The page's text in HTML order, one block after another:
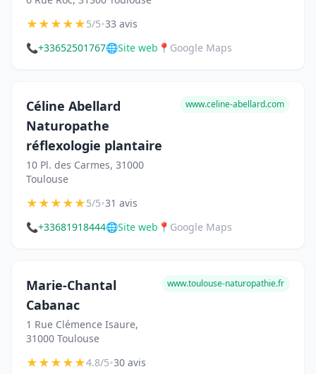
★★★★★5/5•33 avis
📞+33652501767🌐Site web 📍 Google Maps
Céline Abellard
Naturopathe
réflexologie plantaire
10 Pl. des Carmes, 31000
Toulouse
www.celine-abellard.com
★★★★★5/5•31 avis
📞+33681918444🌐Site web 📍 Google Maps
Marie-Chantal
Cabanac
1 Rue Clémence Isaure,
31000 Toulouse
www.toulouse-naturopathie.fr
★★★★★4.8/5•30 avis